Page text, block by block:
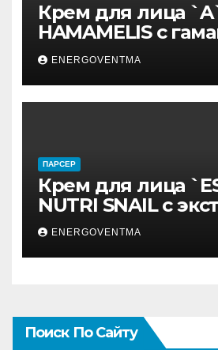
Крем для лица
HAMAMELIS с
50 мл
ENERGOVENTMA
ПАРСЕР
Крем для лица
NUTRI SNAIL с
муцина улитки
ENERGOVENTMA
Поиск По Сайту